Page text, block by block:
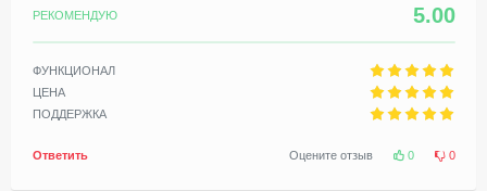
РЕКОМЕНДУЮ
5.00
ФУНКЦИОНАЛ
ЦЕНА
ПОДДЕРЖКА
Ответить Оцените отзыв 0 0